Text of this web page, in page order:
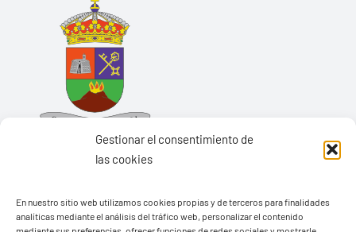
Gestionar el consentimiento de
las cookies
En nuestro sitio web utilizamos cookies propias y de terceros para finalidades
analíticas mediante el análisis del tráfico web, personalizar el contenido
Ayuntamiento de Yaiza